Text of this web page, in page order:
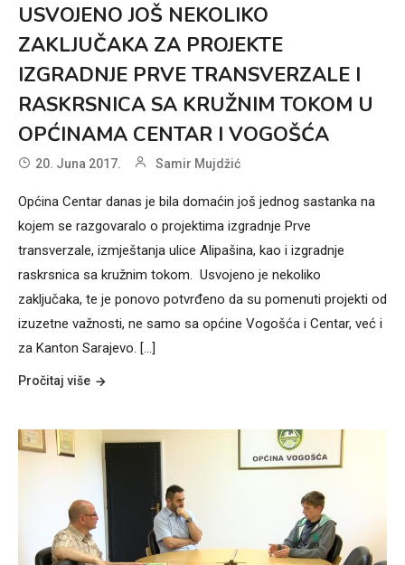
USVOJENO JOŠ NEKOLIKO
ZAKLJUČAKA ZA PROJEKTE
IZGRADNJE PRVE TRANSVERZALE I
RASKRSNICA SA KRUŽNIM TOKOM U
OPĆINAMA CENTAR I VOGOŠĆA
20. Juna 2017. Samir Mujdžić
Općina Centar danas je bila domaćin još jednog sastanka na
kojem se razgovaralo o projektima izgradnje Prve
transverzale, izmještanja ulice Alipašina, kao i izgradnje
raskrsnica sa kružnim tokom. Usvojeno je nekoliko
zaključaka, te je ponovo potvrđeno da su pomenuti projekti od
izuzetne važnosti, ne samo sa općine Vogošća i Centar, već i
za Kanton Sarajevo. [...]
Pročitaj više